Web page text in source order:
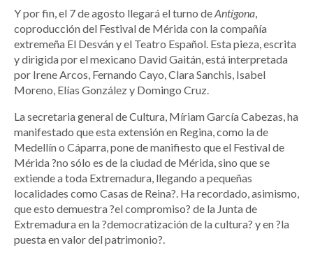
Y por fin, el 7 de agosto llegará el turno deAntígona
coproducción del Festival de Mérida con la compañía
extremeña El Desván y el Teatro Español. Esta pieza, escrita
y dirigida por el mexicano David Gaitán, está interpretada
por Irene Arcos, Fernando Cayo, Clara Sanchis, Isabel
Moreno, Elías González y Domingo Cruz.
La secretaria general de Cultura, Míriam García Cabezas, ha
manifestado que esta extensión en Regina, como la de
Medellín o Cáparra, pone de manifiesto que el Festival de
Mérida ?no sólo es de la ciudad de Mérida, sino que se
extiende a toda Extremadura, llegando a pequeñas
localidades como Casas de Reina?. Ha recordado, asimismo,
que esto demuestra ?el compromiso? de la Junta de
Extremadura en la ?democratización de la cultura? y en ?la
puesta en valor del patrimonio?.